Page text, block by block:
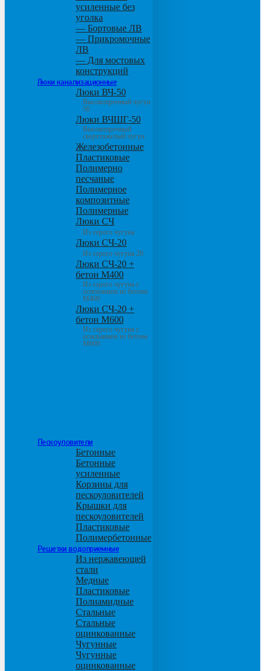
усиленные без
уголка
— Бортовые ЛВ
— Прикромочные
ЛВ
— Для мостовых
конструкций
Люки канализационные
Люки ВЧ-50
Высокопрочный чугун
50
Люки ВЧШГ-50
Высокопрочный
сверхтяжелый чугун
Железобетонные
Пластиковые
Полимерно
песчаные
Полимерное
композитные
Полимерные
Люки СЧ
Из серого чугуна
Люки СЧ-20
Из серого чугуна 20
Люки СЧ-20 +
бетон М400
Из серого чугуна с
основанием из бетона
М400
Люки СЧ-20 +
бетон М600
Из серого чугуна с
основанием из бетона
М600
Пескоуловители
Бетонные
Бетонные
усиленные
Корзины для
пескоуловителей
Крышки для
пескоуловителей
Пластиковые
Полимербетонные
Решетки водоприемные
Из нержавеющей
стали
Медные
Пластиковые
Полиамидные
Стальные
Стальные
оцинкованные
Чугунные
Чугунные
оцинкованные